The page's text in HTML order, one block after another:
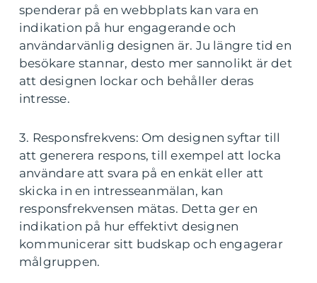
spenderar på en webbplats kan vara en
indikation på hur engagerande och
användarvänlig designen är. Ju längre tid en
besökare stannar, desto mer sannolikt är det
att designen lockar och behåller deras
intresse.
3. Responsfrekvens: Om designen syftar till
att generera respons, till exempel att locka
användare att svara på en enkät eller att
skicka in en intresseanmälan, kan
responsfrekvensen mätas. Detta ger en
indikation på hur effektivt designen
kommunicerar sitt budskap och engagerar
målgruppen.